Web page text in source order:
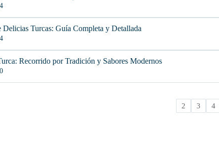
Delicias Turcas: Guía Completa y Detallada
Recorrido por Tradición y Sabores Modernos
2 3 4